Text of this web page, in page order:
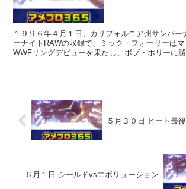
１９９６年４月１日、カリフォルニア州サンバー
ーナイトRAWの収録で、ミック・フォーリーは
WWFリングデビューを果たし、ボブ・ホリーに勝
５月３０日 ヒート最
６月１日 シールドvsエボリューション